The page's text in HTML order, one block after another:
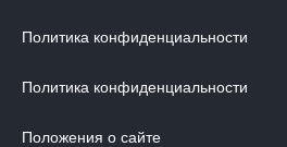
Политика конфиденциальности
Политика конфиденциальности
Положения о сайте